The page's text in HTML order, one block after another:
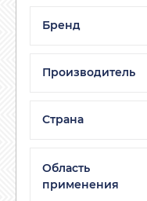
Бренд
Производитель
Страна
Область
применения